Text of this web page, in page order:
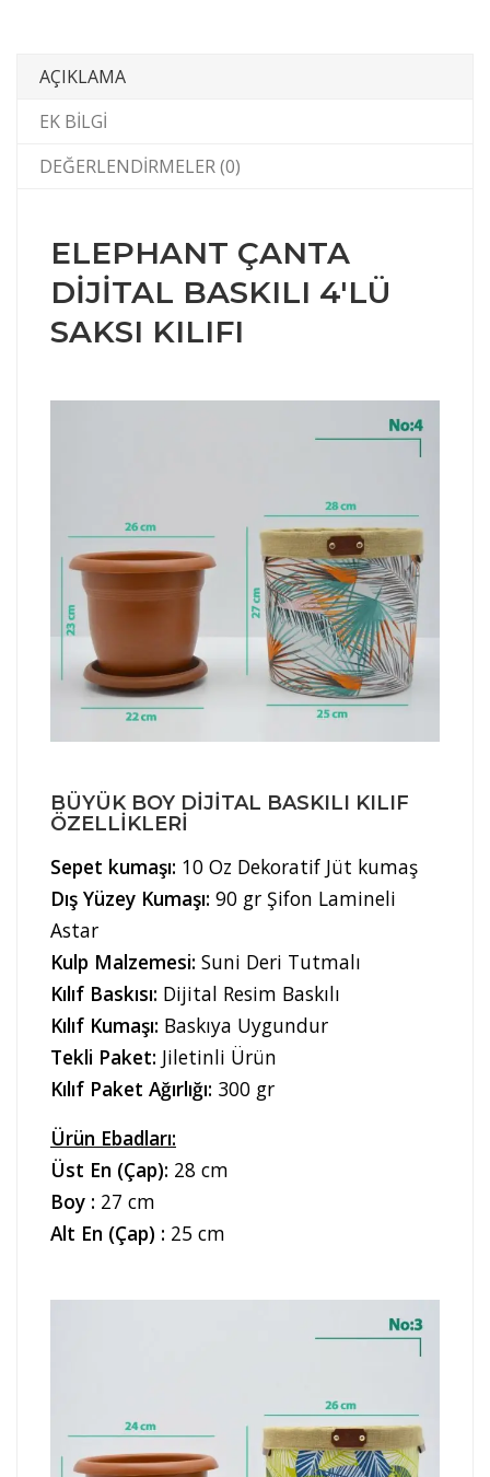
AÇIKLAMA
EK BILGI
DEĞERLENDIRMELER (0)
ELEPHANT ÇANTA
DİJİTAL BASKILI 4'LÜ
SAKSI KILIFI
BÜYÜK BOY DIJITAL BASKILI KILIF
ÖZELLIKLERI
Sepet kumaşı: 10 Oz Dekoratif Jüt kumaş
Dış Yüzey Kumaşı: 90 gr Şifon Lamineli
Astar
Kulp Malzemesi: Suni Deri Tutmalı
Kılıf Baskısı: Dijital Resim Baskılı
Kılıf Kumaşı: Baskıya Uygundur
Tekli Paket: Jiletinli Ürün
Kılıf Paket Ağırlığı: 300 gr
Ürün Ebadları:
Üst En (Çap): 28 cm
Boy : 27 cm
Alt En (Çap) : 25 cm